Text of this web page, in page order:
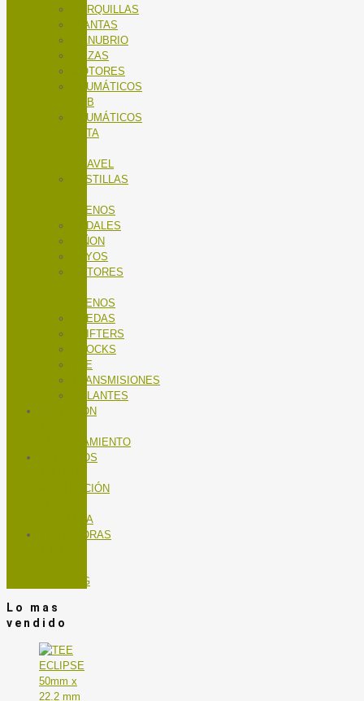
HORQUILLAS
LLANTAS
MANUBRIO
MAZAS
MOTORES
NEUMÁTICOS
MTB
NEUMÁTICOS
RUTA
GRAVEL
PASTILLAS
FRENOS
PEDALES
PIÑON
RAYOS
ROTORES
FRENOS
RUEDAS
SHIFTERS
SHOCKS
TEE
TRANSMISIONES
VOLANTES
NUTRICIÓN
ENTRENAMIENTO
SERVICIOS
MANTENCIÓN
BICICLETA
TROTADORAS
SPINNING
Lo mas
vendido